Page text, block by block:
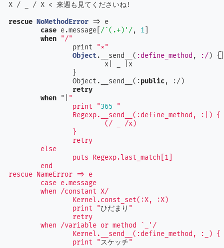
X / _ / X < 来週も見てくださいね!
rescue NoMethodError => e
case e.message[ /`(.+)'/, 1
when "/"
		print
"×"
Object.__send__( :define_method , :/) {|
			x
x
		Object.__send__(:
public, :/)
retry
when "
"
		print "
365
"
rescue NameError => e
		print "
ひだまり "
		print "
スケッチ"